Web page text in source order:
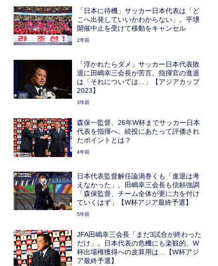
「日本に待機」サッカー日本代表は「ど
こへ出発していいかわからない」。平壌
開催中止を受けて移動をキャンセル
2年前
「浮かれたらダメ」サッカー日本代表敗
退に田嶋幸三会長が苦言。指揮官の進退
は「それについては…」【アジアカップ
2023】
3年前
森保一監督、26年W杯までサッカー日本
代表を指揮へ。続投にあたって評価され
たポイントとは？
4年前
日本代表監督解任論渦巻くも「進退は考
えなかった」。田嶋幸三会長も信頼強調
「森保監督、チーム全体が更に力を付け
ていくはず」【W杯アジア最終予選】
5年前
JFA田嶋幸三会長「まだ3試合が終わった
だけ」。日本代表の危機にも楽観的、W
杯出場権獲得への皮算用は…【W杯アジ
ア最終予選】